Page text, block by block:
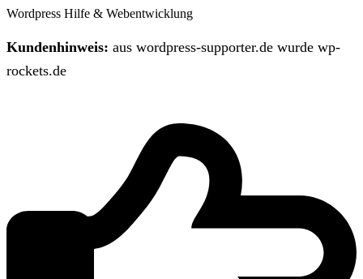
Wordpress Hilfe & Webentwicklung
Kundenhinweis: aus wordpress-supporter.de wurde wp-
rockets.de